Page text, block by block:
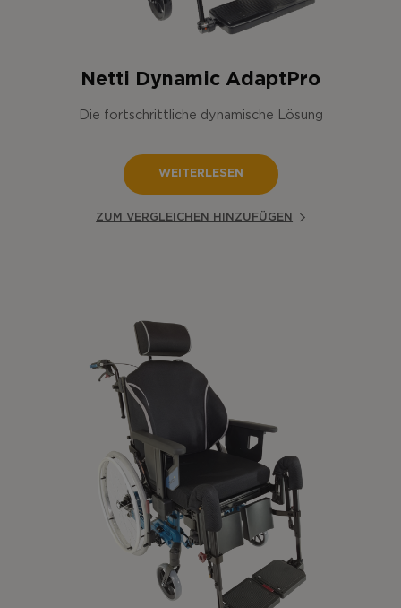
Netti Dynamic AdaptPro
Die fortschrittliche dynamische Lösung
WEITERLESEN
ZUM VERGLEICHEN HINZUFÜGEN